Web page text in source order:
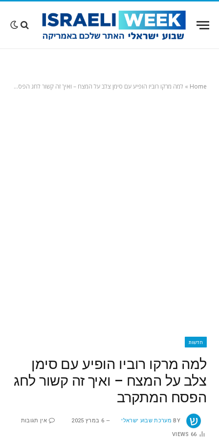
Home
» למה מרקו רוביו הופיע עם סימן צלב על המצח – ואיך זה קשור לחג הפסח המתקרב
חדשות
למה מרקו רוביו הופיע עם סימן
צלב על המצח – ואיך זה קשור לחג
הפסח המתקרב
BY מערכת שבוע ישראלי 6 במרץ 2025 אין תגובות
66
VIEWS